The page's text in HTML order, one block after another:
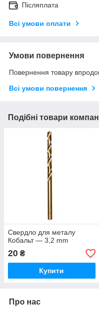
Післяплата
Всі умови оплати
Умови повернення
Повернення товару
Всі умови повернення
Подібні товари
Свердло для металу
Кобальт — 3,2 mm
20 ₴
Купити
Про нас